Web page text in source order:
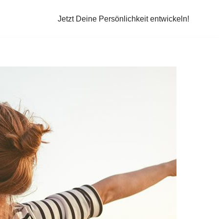
Jetzt Deine Persönlichkeit entwickeln!